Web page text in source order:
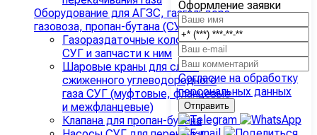
Оборудование для АГЗС, газгольдера,
газовоза, пропан-бутана (СУГ)›
Газораздаточные колонки для
СУГ и запчасти к ним
Шаровые краны для слива
сжиженного углеводородного
газа СУГ (муфтовые, фланцевые
и межфланцевые)
Клапана для пропан-бутана
Оформление заявки
Согласие на обработку
персональных данных